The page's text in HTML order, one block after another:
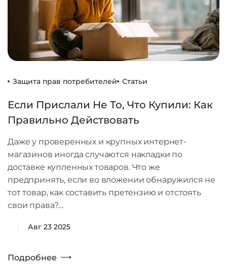
Защита прав потребителей Статьи
Если Прислали Не То, Что Купили: Как
Правильно Действовать
Даже у проверенных и крупных интернет-
магазинов иногда случаются накладки по
доставке купленных товаров. Что же
предпринять, если во вложении обнаружился не
тот товар, как составить претензию и отстоять
свои права?…
Авг 23 2025
Подробнее